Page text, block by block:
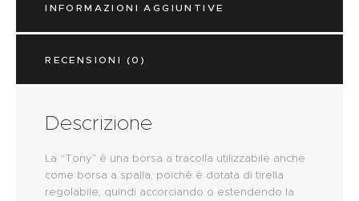
INFORMAZIONI AGGIUNTIVE
RECENSIONI (0)
Descrizione
La “Tony” è una borsa a tracolla utilizzabile anche
come borsa a spalla, poiché è dotata di tirella
regolabile, quindi accorciando o estendendo la